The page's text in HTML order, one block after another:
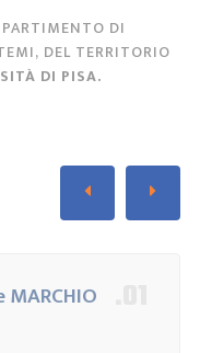
DI
DEL TERRITORIO
DI PISA.